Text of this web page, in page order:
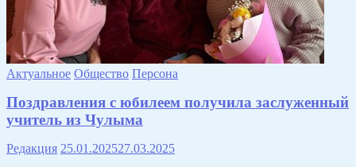
Актуальное Общество Персона
Поздравления с юбилеем получила заслуженный
учитель из Чулыма
Редакция 25.01.202527.03.2025